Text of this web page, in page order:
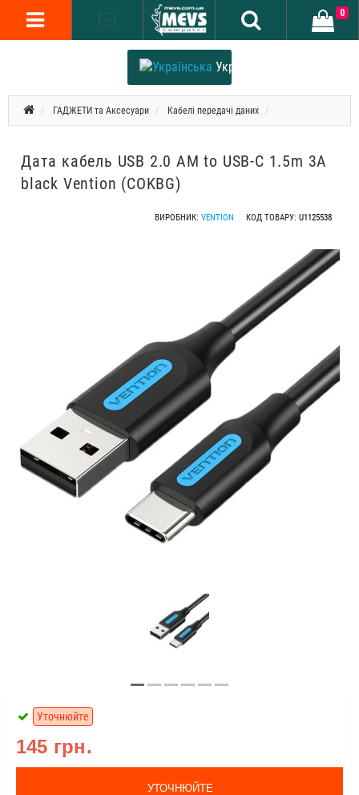
Українська
0
ГАДЖЕТИ та Аксесуари Кабелі передачі даних
Дата кабель USB 2.0 AM to USB-C 1.5m 3A
black Vention (COKBG)
ВИРОБНИК: VENTION КОД ТОВАРУ: U1125538
145 грн.
Уточнюйте
УТОЧНЮЙТЕ